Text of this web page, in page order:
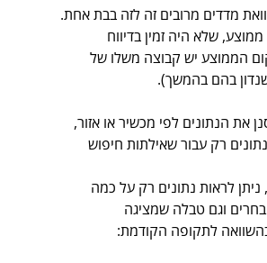
מדדים מרובים זה לזה בבת אחת.
שלא היה זמין בדיווח
הממוצע יש קבוצה משלו של
בהם בהמשך).
את הנתונים לפי מכשיר או אזור,
רק עבור שאילתות חיפוש
לראות נתונים רק על כמה
וגם טבלה שמציגה
בהשוואה לתקופה הקודמת: